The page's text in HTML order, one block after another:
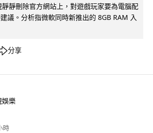
靜刪除官方網站上，對遊戲玩家要為電腦配
議。分析指微軟同時新推出的 8GB RAM 入
分享
娛樂
時